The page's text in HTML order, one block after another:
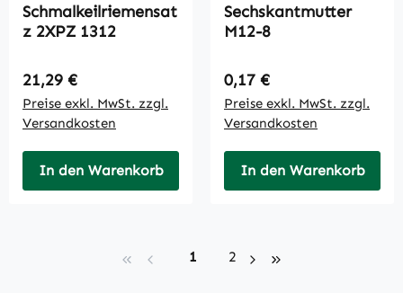
Schmalkeilriemensat
z 2XPZ 1312
Regulärer Preis:
21,29 €
Preise exkl. MwSt. zzgl.
Versandkosten
In den Warenkorb
Sechskantmutter
M12-8
Regulärer Preis:
0,17 €
Preise exkl. MwSt. zzgl.
Versandkosten
In den Warenkorb
Seite
1 Seite
2